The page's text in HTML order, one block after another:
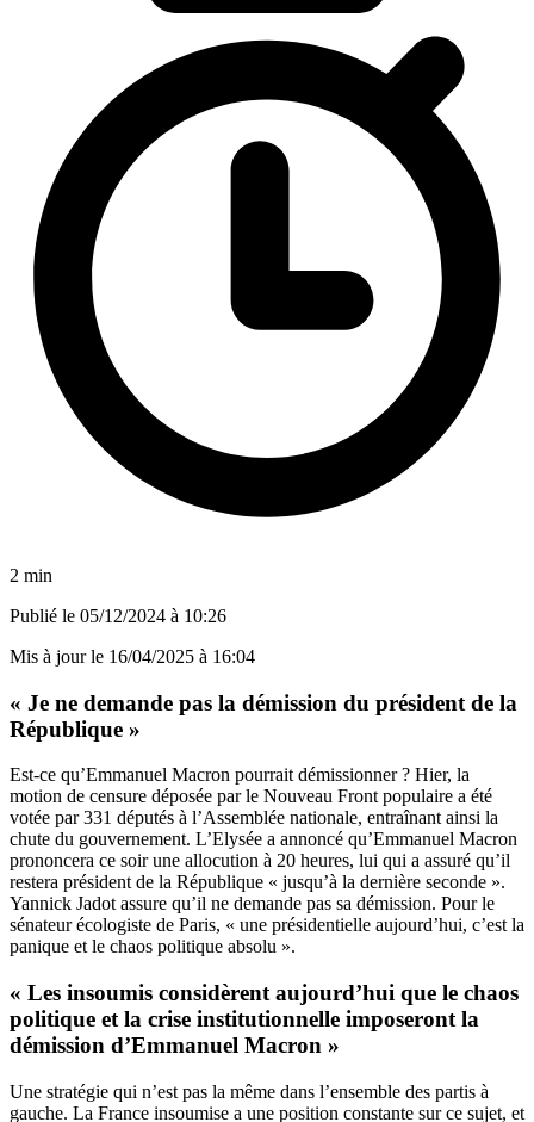
2 min
Publié le 05/12/2024 à 10:26
Mis à jour le 16/04/2025 à 16:04
« Je ne demande pas la démission du président de la
République »
Est-ce qu’Emmanuel Macron pourrait démissionner ? Hier, la
motion de censure déposée par le Nouveau Front populaire a été
votée par 331 députés à l’Assemblée nationale, entraînant ainsi la
chute du gouvernement. L’Elysée a annoncé qu’Emmanuel Macron
prononcera ce soir une allocution à 20 heures, lui qui a assuré qu’il
restera président de la République « jusqu’à la dernière seconde ».
Yannick Jadot assure qu’il ne demande pas sa démission. Pour le
sénateur écologiste de Paris, « une présidentielle aujourd’hui, c’est la
panique et le chaos politique absolu ».
« Les insoumis considèrent aujourd’hui que le chaos
politique et la crise institutionnelle imposeront la
démission d’Emmanuel Macron »
Une stratégie qui n’est pas la même dans l’ensemble des partis à
gauche. La France insoumise a une position constante sur ce sujet, et